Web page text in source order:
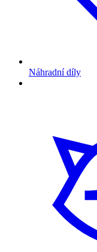
Náhradní díly